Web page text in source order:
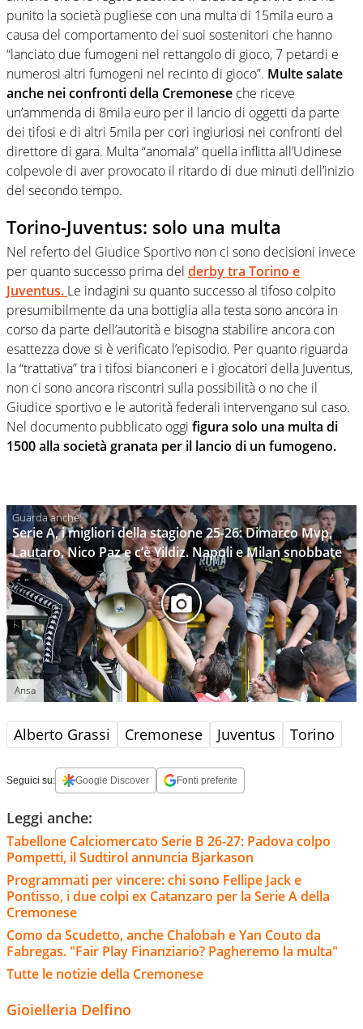
punito la società pugliese con una multa di 15mila euro a
causa del comportamento dei suoi sostenitori che hanno
“lanciato due fumogeni nel rettangolo di gioco, 7 petardi e
numerosi altri fumogeni nel recinto di gioco”. Multe salate
anche nei confronti della Cremonese che riceve
un’ammenda di 8mila euro per il lancio di oggetti da parte
dei tifosi e di altri 5mila per cori ingiuriosi nei confronti del
direttore di gara. Multa “anomala” quella inflitta all’Udinese
colpevole di aver provocato il ritardo di due minuti dell’inizio
del secondo tempo.
Torino-Juventus: solo una multa
Nel referto del Giudice Sportivo non ci sono decisioni invece
per quanto successo prima del derby tra Torino e
Juventus. Le indagini su quanto successo al tifoso colpito
presumibilmente da una bottiglia alla testa sono ancora in
corso da parte dell’autorità e bisogna stabilire ancora con
esattezza dove si è verificato l’episodio. Per quanto riguarda
la “trattativa” tra i tifosi bianconeri e i giocatori della Juventus,
non ci sono ancora riscontri sulla possibilità o no che il
Giudice sportivo e le autorità federali intervengano sul caso.
Nel documento pubblicato oggi figura solo una multa di
1500 alla società granata per il lancio di un fumogeno.
Serie A, i migliori della stagione 25-26: Dimarco Mvp,
Lautaro, Nico Paz e c’è Yildiz. Napoli e Milan snobbate
Ansa
Alberto Grassi Cremonese Juventus Torino
Seguici su: Google Discover Fonti preferite
Leggi anche:
Tabellone Calciomercato Serie B 26-27: Padova colpo
Pompetti, il Sudtirol annuncia Bjarkason
Programmati per vincere: chi sono Fellipe Jack e
Pontisso, i due colpi ex Catanzaro per la Serie A della
Cremonese
Como da Scudetto, anche Chalobah e Yan Couto da
Fabregas. "Fair Play Finanziario? Pagheremo la multa"
Tutte le notizie della Cremonese
Gioielleria Delfino